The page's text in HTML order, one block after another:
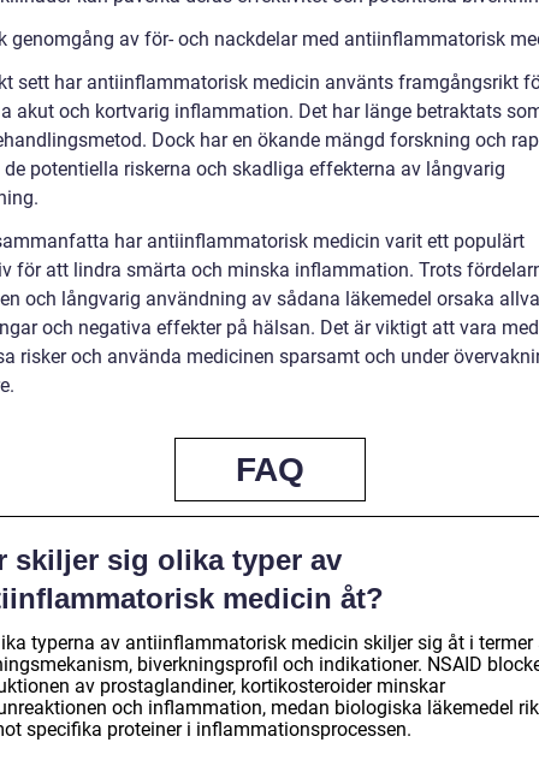
genomgång av för- och nackdelar med antiinflammatorisk
sett har antiinflammatorisk medicin använts framgångsrikt
akut och kortvarig inflammation. Det har länge betraktats
Dock har en ökande mängd forskning och
potentiella riskerna och skadliga effekterna av långvarig
har antiinflammatorisk medicin varit ett populärt
för att lindra smärta och minska inflammation. Trots
och långvarig användning av sådana läkemedel orsaka
och negativa effekter på hälsan. Det är viktigt att vara
risker och använda medicinen sparsamt och under
FAQ
skiljer sig olika typer av
medicin åt?
typerna av antiinflammatorisk medicin skiljer sig åt i termer
biverkningsprofil och indikationer. NSAID
av prostaglandiner, kortikosteroider minskar
och inflammation, medan biologiska läkemedel
specifika proteiner i inflammationsprocessen.